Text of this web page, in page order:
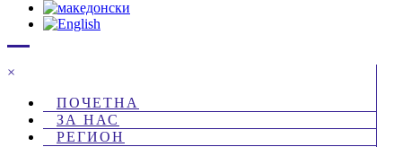
×
ПОЧЕТНА
ЗА НАС
РЕГИОН